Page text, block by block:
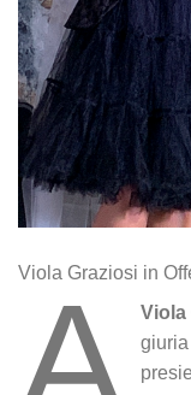
Viola Graziosi in
Viola
giuria